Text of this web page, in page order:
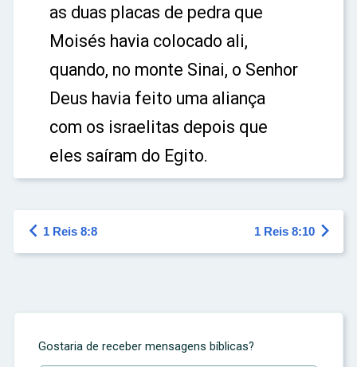
as duas placas de pedra que
Moisés havia colocado ali,
quando, no monte Sinai, o Senhor
Deus havia feito uma aliança
com os israelitas depois que
eles saíram do Egito.
 1 Reis 8:8 1 Reis 8:10 
Gostaria de receber mensagens bíblicas?